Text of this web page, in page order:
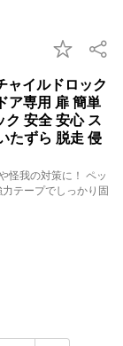
ャイルドロック
ア専用 扉 簡単
ク 安全 安心 ス
たずら 脱走 侵
怪我の対策に！ ペッ
テープでしっかり固